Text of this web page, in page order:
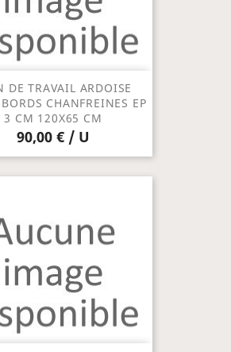
DE TRAVAIL ARDOISE
CHANFREINES EP
3 CM 120X65 CM
90,00 € / U